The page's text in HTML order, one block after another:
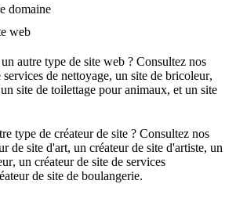
domaine
web
autre type de site web ? Consultez nos
services de nettoyage, un site de bricoleur,
site de toilettage pour animaux, et un site
type de créateur de site ? Consultez nos
de site d'art, un créateur de site d'artiste, un
, un créateur de site de services
de site de boulangerie.